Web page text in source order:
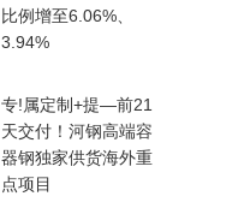
比例增至6.06%、
3.94%
专!属定制+提—前21
天交付！河钢高端容
器钢独家供货海外重
点项目